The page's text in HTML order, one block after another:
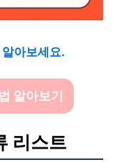
아보세요.
알아보기
리스트